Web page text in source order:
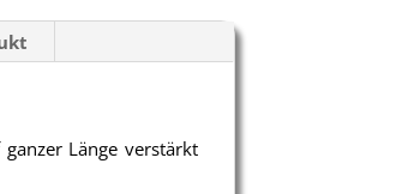
Länge verstärkt